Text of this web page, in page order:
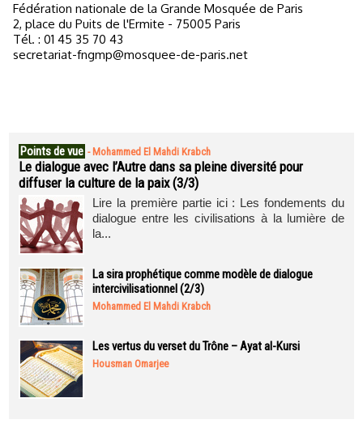
Fédération nationale de la Grande Mosquée de Paris
2, place du Puits de l'Ermite - 75005 Paris
Tél. : 01 45 35 70 43
secretariat-fngmp@mosquee-de-paris.net
Points de vue - Mohammed El Mahdi Krabch
Le dialogue avec l’Autre dans sa pleine diversité pour
diffuser la culture de la paix (3/3)
Lire la première partie ici : Les fondements du
dialogue entre les civilisations à la lumière de
la...
La sira prophétique comme modèle de dialogue
intercivilisationnel (2/3)
Mohammed El Mahdi Krabch
Les vertus du verset du Trône – Ayat al-Kursi
Housman Omarjee